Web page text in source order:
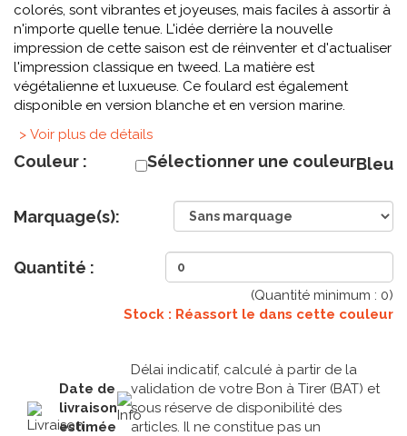
colorés, sont vibrantes et joyeuses, mais faciles à assortir à
n'importe quelle tenue. L'idée derrière la nouvelle
impression de cette saison est de réinventer et d'actualiser
l'impression classique en tweed. La matière est
végétalienne et luxueuse. Ce foulard est également
disponible en version blanche et en version marine.
> Voir plus de détails
Couleur : Sélectionner une couleurBleu
Marquage(s):
Quantité :
(Quantité minimum : 0)
Stock : Réassort le dans cette couleur
Date de
livraison
estimée
Délai indicatif, calculé à partir de la
validation de votre Bon à Tirer (BAT) et
sous réserve de disponibilité des
articles. Il ne constitue pas un